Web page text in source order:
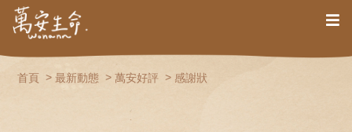
首頁 最新動態 萬安好評 感謝狀